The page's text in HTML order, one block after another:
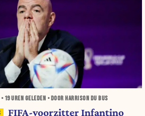
• 19 UREN GELEDEN • DOOR HARRISON DU BUS
FIFA-voorzitter Infantino